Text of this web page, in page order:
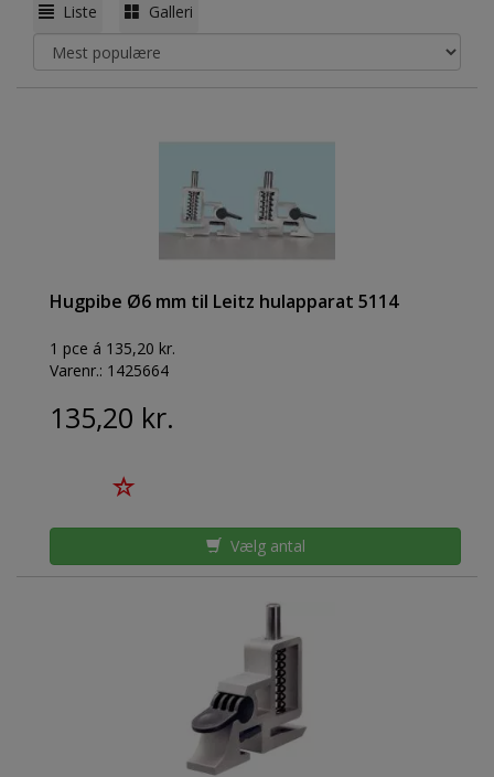
Liste
Galleri
Hugpibe Ø6 mm til Leitz hulapparat 5114
1 pce á 135,20 kr.
Varenr.: 1425664
135,20 kr.
Vælg antal